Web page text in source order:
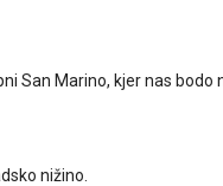
San Marino, kjer nas bodo
nižino.